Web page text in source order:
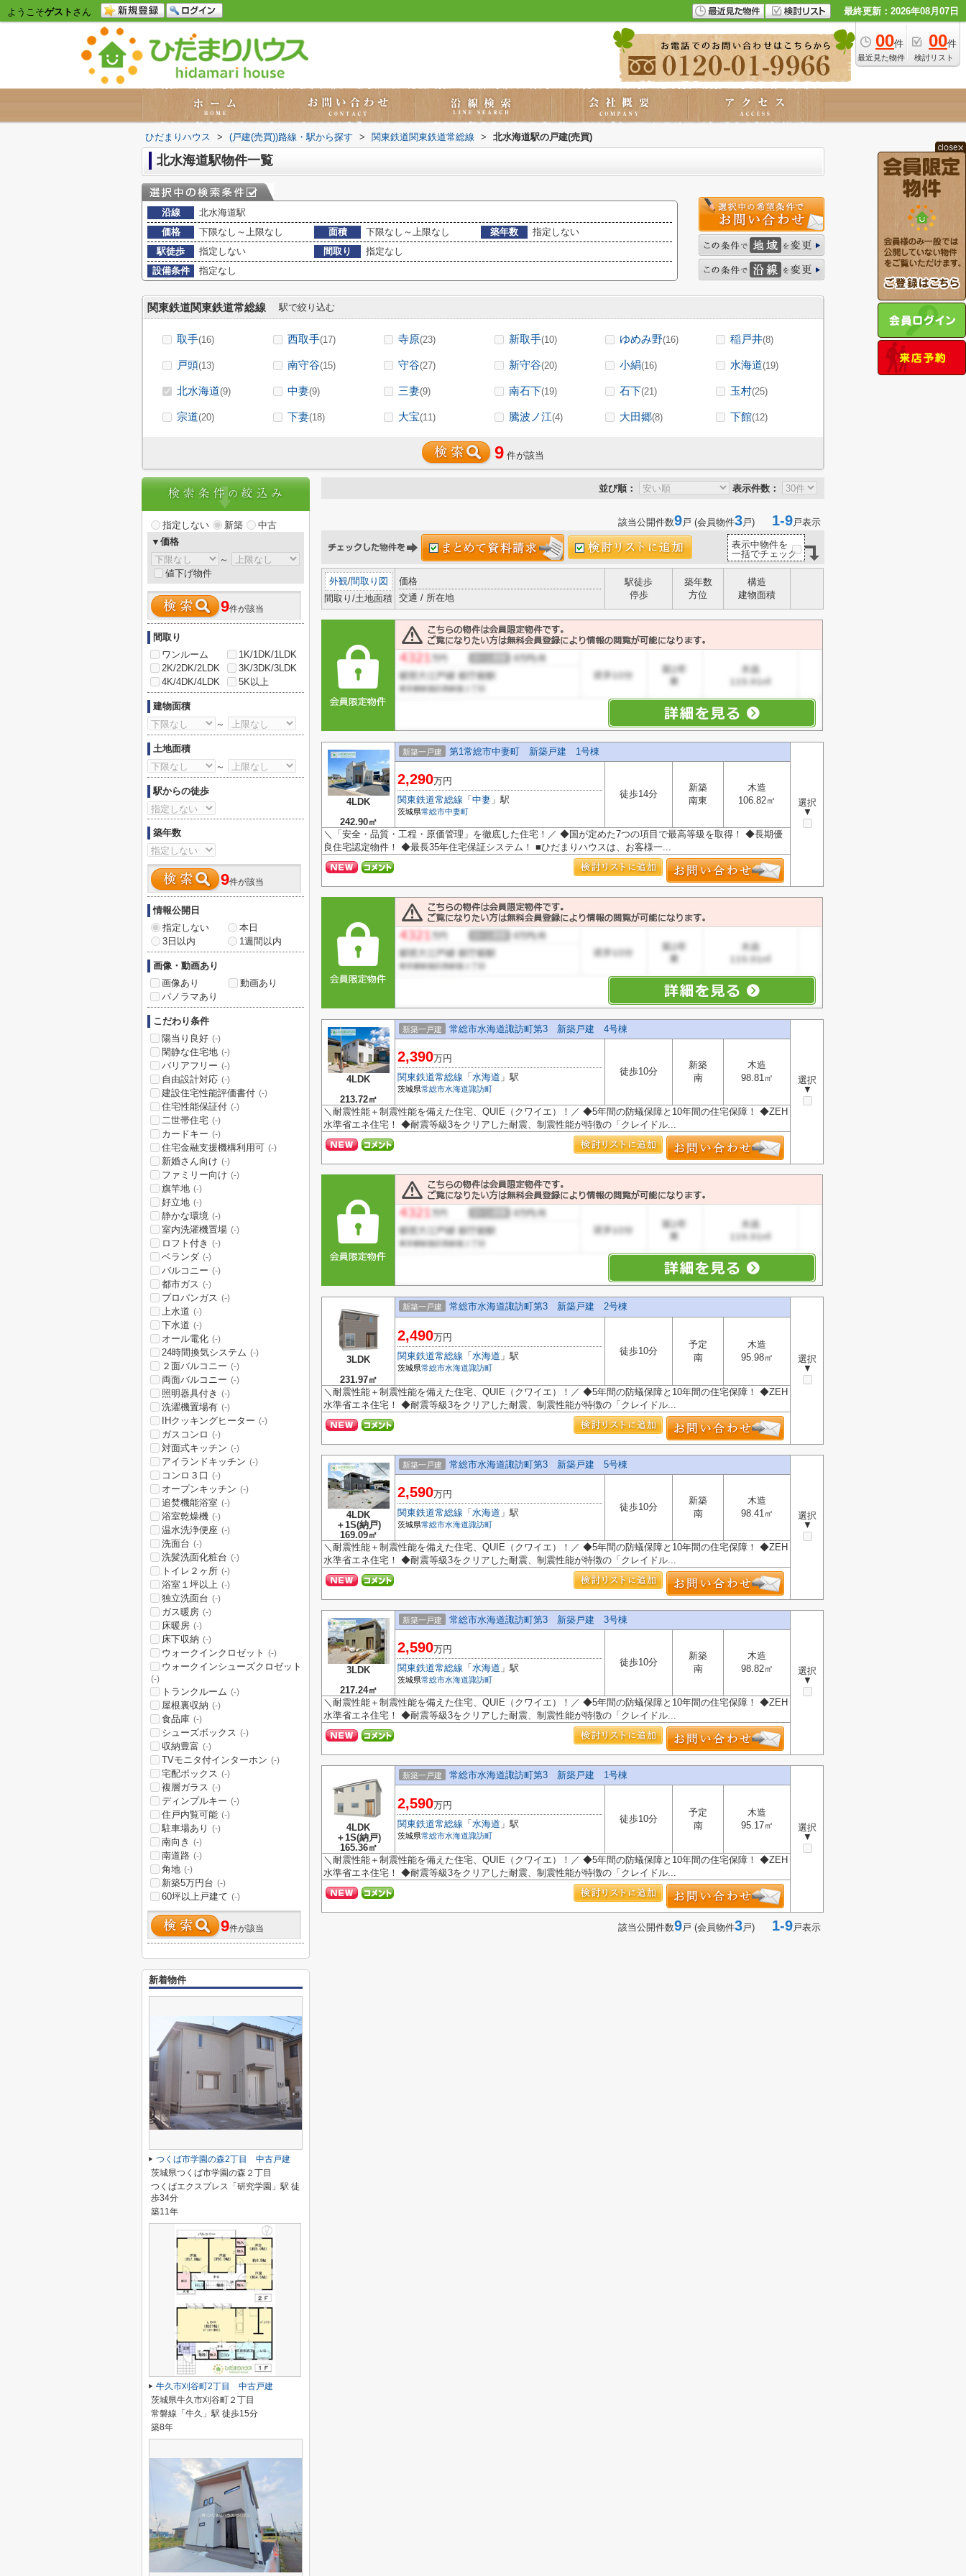
ようこそゲスト さん 最終更新：2026年08月07日
00件
最近見た物件
00件
検討リスト
ひだまりハウス > (戸建(売買))路線・駅から探す > 関東鉄道関東鉄道常総線 > 北水海道駅の戸建(売買)
北水海道駅物件一覧
沿線
北水海道駅
価格
下限なし～上限なし 面積 下限なし～上限なし 築年数
指定しない
駅徒歩
指定しない 間取り
指定なし
設備条件
指定なし
関東鉄道関東鉄道常総線 駅で絞り込む
取手(16) 西取手(17) 寺原(23) 新取手(10) ゆめみ野(16) 稲戸井(8)
戸頭(13) 南守谷(15) 守谷(27) 新守谷(20) 小絹(16) 水海道(19)
北水海道(9) 中妻(9) 三妻(9) 南石下(19) 石下(21) 玉村(25)
宗道(20) 下妻(18) 大宝(11) 騰波ノ江(4) 大田郷(8) 下館(12)
9 件が該当
並び順： 表示件数：
該当公開件数9戸 (会員物件3戸) 1-9戸表示
表示中物件を
一括でチェック
外観/間取り図
間取り/土地面積
価格
交通 / 所在地
駅徒歩
停歩
築年数
方位
構造
建物面積
4LDK
242.90㎡
新築一戸建 第1常総市中妻町 新築戸建 1号棟
選択
▼
2,290万円
関東鉄道常総線 「 中妻 」駅
茨城県常総市中妻町
徒歩14分
新築
南東
木造
106.82㎡
＼「安全・品質・工程・原価管理」を徹底した住宅！／ ◆国が定めた7つの項目で最高等級を取得！ ◆長期優
良住宅認定物件！ ◆最長35年住宅保証システム！ ■ひだまりハウスは、お客様一...
4LDK
213.72㎡
新築一戸建 常総市水海道諏訪町第3 新築戸建 4号棟
選択
▼
2,390万円
関東鉄道常総線 「 水海道 」駅
茨城県常総市水海道諏訪町
徒歩10分
新築
南
木造
98.81㎡
＼耐震性能＋制震性能を備えた住宅、QUIE（クワイエ）！／ ◆5年間の防蟻保障と10年間の住宅保障！ ◆ZEH
水準省エネ住宅！ ◆耐震等級3をクリアした耐震、制震性能が特徴の「クレイドル...
3LDK
231.97㎡
新築一戸建 常総市水海道諏訪町第3 新築戸建 2号棟
選択
▼
2,490万円
関東鉄道常総線 「 水海道 」駅
茨城県常総市水海道諏訪町
徒歩10分
予定
南
木造
95.98㎡
＼耐震性能＋制震性能を備えた住宅、QUIE（クワイエ）！／ ◆5年間の防蟻保障と10年間の住宅保障！ ◆ZEH
水準省エネ住宅！ ◆耐震等級3をクリアした耐震、制震性能が特徴の「クレイドル...
4LDK
＋1S(納戸)
169.09㎡
新築一戸建 常総市水海道諏訪町第3 新築戸建 5号棟
選択
▼
2,590万円
関東鉄道常総線 「 水海道 」駅
茨城県常総市水海道諏訪町
徒歩10分
新築
南
木造
98.41㎡
＼耐震性能＋制震性能を備えた住宅、QUIE（クワイエ）！／ ◆5年間の防蟻保障と10年間の住宅保障！ ◆ZEH
水準省エネ住宅！ ◆耐震等級3をクリアした耐震、制震性能が特徴の「クレイドル...
3LDK
217.24㎡
新築一戸建 常総市水海道諏訪町第3 新築戸建 3号棟
選択
▼
2,590万円
関東鉄道常総線 「 水海道 」駅
茨城県常総市水海道諏訪町
徒歩10分
新築
南
木造
98.82㎡
＼耐震性能＋制震性能を備えた住宅、QUIE（クワイエ）！／ ◆5年間の防蟻保障と10年間の住宅保障！ ◆ZEH
水準省エネ住宅！ ◆耐震等級3をクリアした耐震、制震性能が特徴の「クレイドル...
4LDK
＋1S(納戸)
165.36㎡
新築一戸建 常総市水海道諏訪町第3 新築戸建 1号棟
選択
▼
2,590万円
関東鉄道常総線 「 水海道 」駅
茨城県常総市水海道諏訪町
徒歩10分
予定
南
木造
95.17㎡
＼耐震性能＋制震性能を備えた住宅、QUIE（クワイエ）！／ ◆5年間の防蟻保障と10年間の住宅保障！ ◆ZEH
水準省エネ住宅！ ◆耐震等級3をクリアした耐震、制震性能が特徴の「クレイドル...
該当公開件数9戸 (会員物件3戸) 1-9戸表示
指定しない 新築
中古
▼価格
～
値下げ物件
9件が該当
間取り
ワンルーム
1K/1DK/1LDK
2K/2DK/2LDK
3K/3DK/3LDK
4K/4DK/4LDK
5K以上
建物面積
～
土地面積
～
駅からの徒歩
築年数
9件が該当
情報公開日
指定しない
本日
3日以内
1週間以内
画像・動画あり
画像あり
動画あり
パノラマあり
こだわり条件
陽当り良好 (-)
閑静な住宅地 (-)
バリアフリー (-)
自由設計対応 (-)
建設住宅性能評価書付 (-)
住宅性能保証付 (-)
二世帯住宅 (-)
カードキー (-)
住宅金融支援機構利用可 (-)
新婚さん向け (-)
ファミリー向け (-)
旗竿地 (-)
好立地 (-)
静かな環境 (-)
室内洗濯機置場 (-)
ロフト付き (-)
ベランダ (-)
バルコニー (-)
都市ガス (-)
プロパンガス (-)
上水道 (-)
下水道 (-)
オール電化 (-)
24時間換気システム (-)
２面バルコニー (-)
両面バルコニー (-)
照明器具付き (-)
洗濯機置場有 (-)
IHクッキングヒーター (-)
ガスコンロ (-)
対面式キッチン (-)
アイランドキッチン (-)
コンロ３口 (-)
オープンキッチン (-)
追焚機能浴室 (-)
浴室乾燥機 (-)
温水洗浄便座 (-)
洗面台 (-)
洗髪洗面化粧台 (-)
トイレ２ヶ所 (-)
浴室１坪以上 (-)
独立洗面台 (-)
ガス暖房 (-)
床暖房 (-)
床下収納 (-)
ウォークインクロゼット (-)
ウォークインシューズクロゼット
(-)
トランクルーム (-)
屋根裏収納 (-)
食品庫 (-)
シューズボックス (-)
収納豊富 (-)
TVモニタ付インターホン (-)
宅配ボックス (-)
複層ガラス (-)
ディンプルキー (-)
住戸内覧可能 (-)
駐車場あり (-)
南向き (-)
南道路 (-)
角地 (-)
新築5万円台 (-)
60坪以上戸建て (-)
9件が該当
新着物件
つくば市学園の森2丁目 中古戸建
茨城県つくば市学園の森２丁目
つくばエクスプレス「研究学園」駅 徒
歩34分
築11年
牛久市刈谷町2丁目 中古戸建
茨城県牛久市刈谷町２丁目
常磐線「牛久」駅 徒歩15分
築8年